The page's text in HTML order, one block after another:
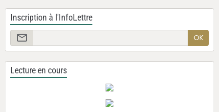
Inscription à l'InfoLettre
OK
Lecture en cours